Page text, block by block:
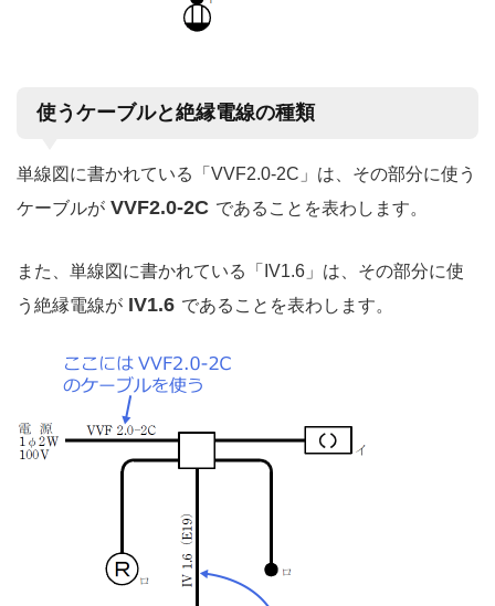
使うケーブルと絶縁電線の種類
単線図に書かれている「VVF2.0-2C」は、その部分に使う
ケーブルが VVF2.0-2C であることを表わします。
また、単線図に書かれている「IV1.6」は、その部分に使
う絶縁電線が IV1.6 であることを表わします。